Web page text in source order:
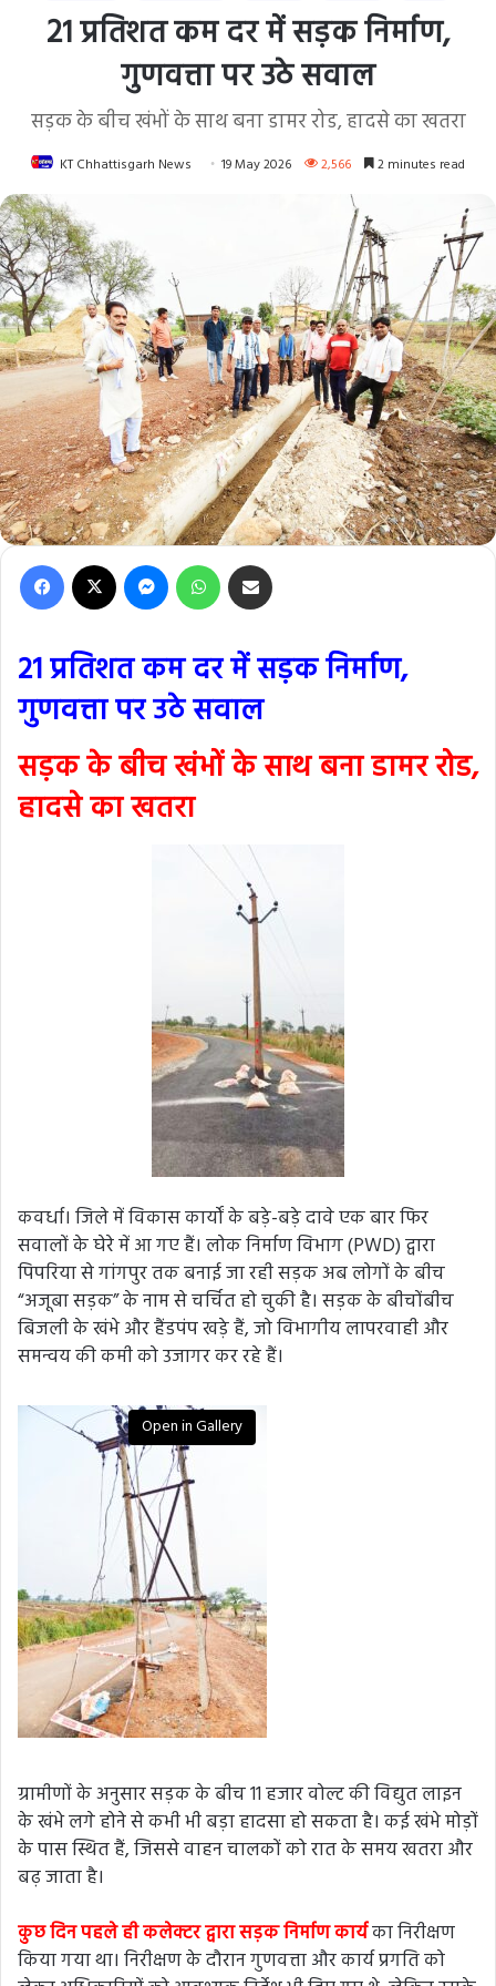
21 प्रतिशत कम दर में सड़क निर्माण,
गुणवत्ता पर उठे सवाल
सड़क के बीच खंभों के साथ बना डामर रोड, हादसे का खतरा
KT Chhattisgarh News 19 May 2026 2,566 2 minutes read
Facebook Messenger WhatsApp
21 प्रतिशत कम दर में सड़क निर्माण,
गुणवत्ता पर उठे सवाल
सड़क के बीच खंभों के साथ बना डामर रोड,
हादसे का खतरा
कवर्धा। जिले में विकास कार्यों के बड़े-बड़े दावे एक बार फिर
सवालों के घेरे में आ गए हैं। लोक निर्माण विभाग (PWD) द्वारा
पिपरिया से गांगपुर तक बनाई जा रही सड़क अब लोगों के बीच
“अजूबा सड़क” के नाम से चर्चित हो चुकी है। सड़क के बीचोंबीच
बिजली के खंभे और हैंडपंप खड़े हैं, जो विभागीय लापरवाही और
समन्वय की कमी को उजागर कर रहे हैं।
Open in Gallery
ग्रामीणों के अनुसार सड़क के बीच 11 हजार वोल्ट की विद्युत लाइन
के खंभे लगे होने से कभी भी बड़ा हादसा हो सकता है। कई खंभे मोड़ों
के पास स्थित हैं, जिससे वाहन चालकों को रात के समय खतरा और
बढ़ जाता है।
कुछ दिन पहले ही कलेक्टर द्वारा सड़क निर्माण कार्यका निरीक्षण
किया गया था। निरीक्षण के दौरान गुणवत्ता और कार्य प्रगति को